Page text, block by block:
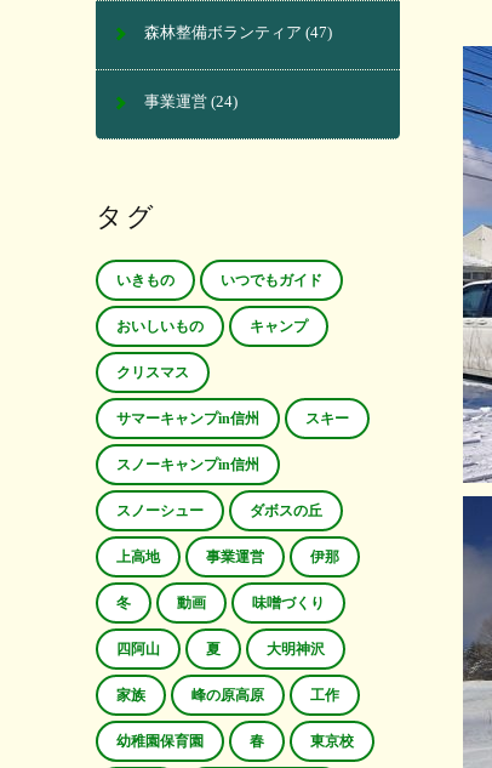
森林整備ボランティア (47)
事業運営 (24)
タグ
いきもの いつでもガイド
おいしいもの キャンプ
クリスマス
サマーキャンプin信州 スキー
スノーキャンプin信州
スノーシュー ダボスの丘
上高地 事業運営 伊那
冬 動画 味噌づくり
四阿山 夏 大明神沢
家族 峰の原高原 工作
幼稚園保育園 春 東京校